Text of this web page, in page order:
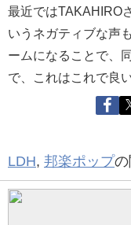
最近ではTAKAHIRO
いうネガティブな声
ームになることで、
で、これはこれで良
LDH, 邦楽ポップ